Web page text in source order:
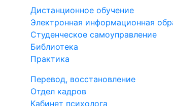
Дистанционное обучение
Электронная информационная
Студенческое самоуправление
Библиотека
Практика
Перевод, восстановление
Отдел кадров
Кабинет психолога